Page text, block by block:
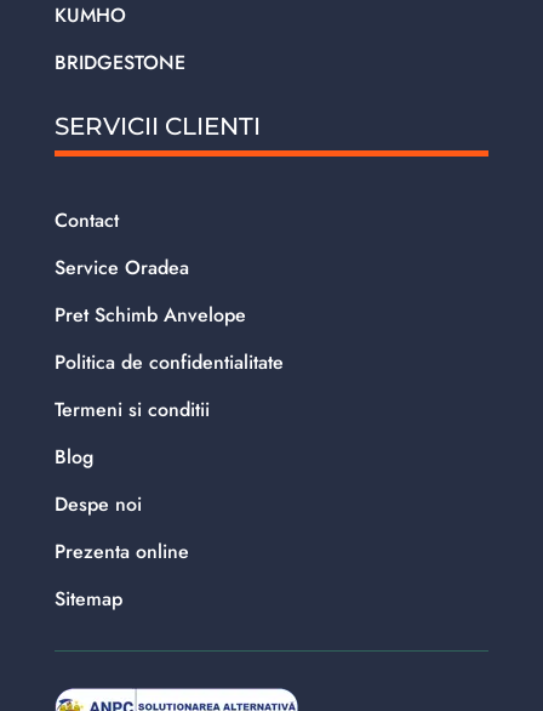
KUMHO
BRIDGESTONE
SERVICII CLIENTI
Contact
Service Oradea
Pret Schimb Anvelope
Politica de confidentialitate
Termeni si conditii
Blog
Despe noi
Prezenta online
Sitemap